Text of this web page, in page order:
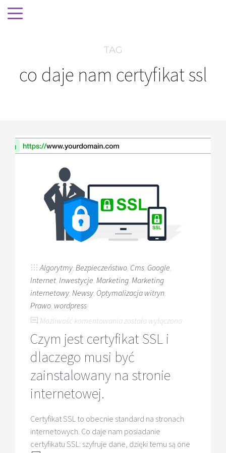
TAG
co daje nam certyfikat ssl
Algorytmy Bezpieczeństwo Cms Google
Internet Inwestycje Marketing Marketing
internetowy Newsy Optymalizacja witryn
Prawo wordpress
Możliwość komentowania Czym
certyfikat
SSL
dlaczego
zainstalowany
na
stronie
została wyłączona
Czym jest certyfikat SSL i
dlaczego musi być
zainstalowany na stronie
internetowej.
Certyfikat SSL to obecnie standard na stronach
internetowych. Co daje nam posiadanie
certyfikatu SSL: szyfruje dane, dzięki temu są one